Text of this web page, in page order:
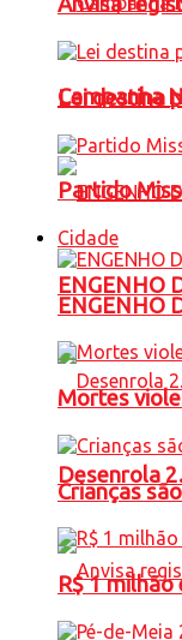
Campanha
ENGENHO
Desenrola
Lei destina
Partido
Cidade
ENGENHO
Mortes
Crianças
R$ 1